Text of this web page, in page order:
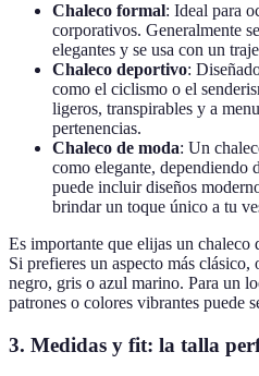
Chaleco formal: Ideal para
corporativos. Generalmente
elegantes y se usa con un
Chaleco deportivo:
como el ciclismo o el
ligeros, transpirables y a
pertenencias.
Chaleco de moda: Un
como elegante, dependiendo
puede incluir diseños
brindar un toque único a tu
Es importante que elijas un chaleco
Si prefieres un aspecto más
negro, gris o azul marino. Para un
patrones o colores vibrantes puede
3. Medidas y fit: la talla